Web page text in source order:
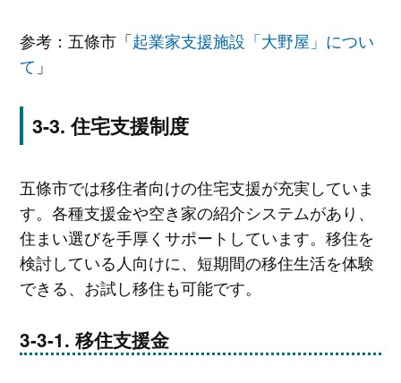
参考：五條市「起業家支援施設「大野屋」につい
て 」
住宅支援制度
五條市では移住者向けの住宅支援が充実していま
す。各種支援金や空き家の紹介システムがあり、
住まい選びを手厚くサポートしています。移住を
検討している人向けに、短期間の移住生活を体験
できる、お試し移住も可能です。
移住支援金